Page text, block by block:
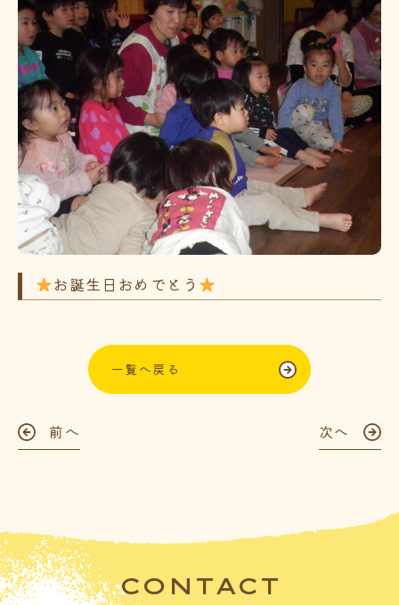
お誕生日おめでとう
一覧へ戻る
前へ 次へ
CONTACT